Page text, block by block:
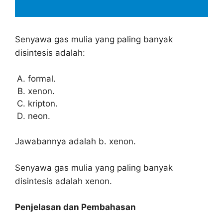
Senyawa gas mulia yang paling banyak
disintesis adalah:
formal.
xenon.
kripton.
neon.
Jawabannya adalah b. xenon.
Senyawa gas mulia yang paling banyak
disintesis adalah xenon.
Penjelasan dan Pembahasan